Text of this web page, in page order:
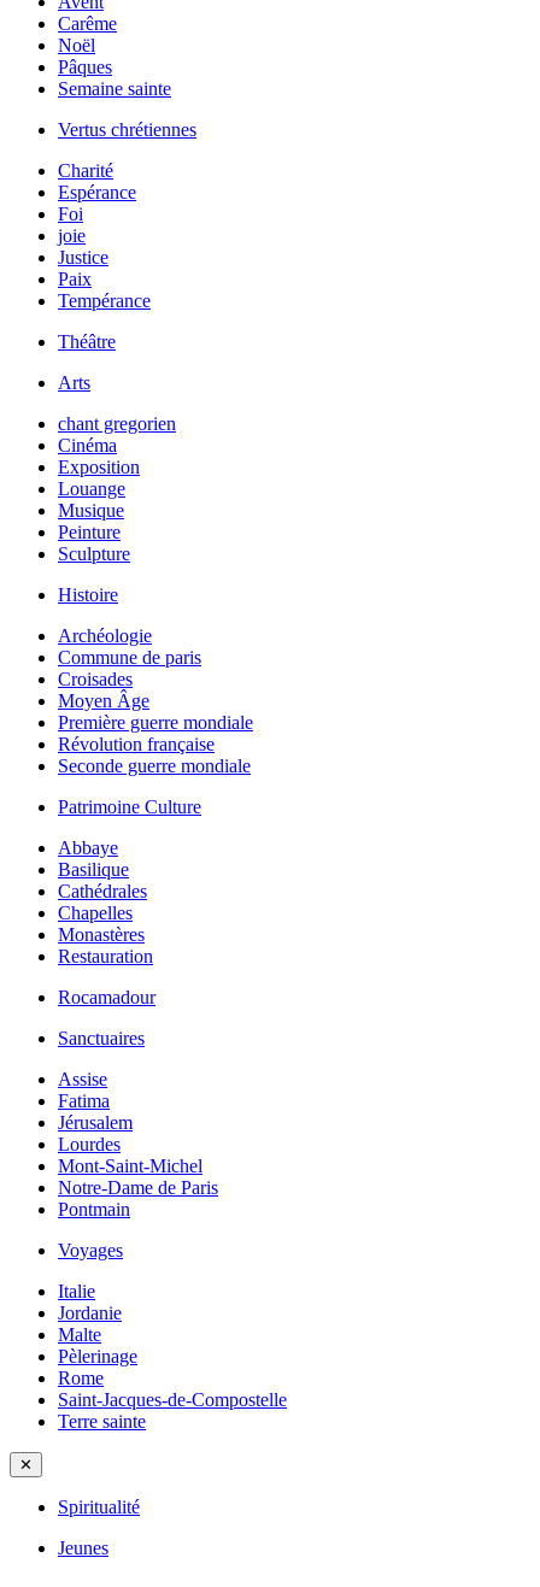
Carême
Noël
Pâques
Semaine sainte
Vertus chrétiennes
Charité
Espérance
Foi
joie
Justice
Paix
Tempérance
Théâtre
Arts
chant gregorien
Cinéma
Exposition
Louange
Musique
Peinture
Sculpture
Histoire
Archéologie
Commune de paris
Croisades
Moyen Âge
Première guerre mondiale
Révolution française
Seconde guerre mondiale
Patrimoine Culture
Abbaye
Basilique
Cathédrales
Chapelles
Monastères
Restauration
Rocamadour
Sanctuaires
Assise
Fatima
Jérusalem
Lourdes
Mont-Saint-Michel
Notre-Dame de Paris
Pontmain
Voyages
Italie
Jordanie
Malte
Pèlerinage
Rome
Saint-Jacques-de-Compostelle
Terre sainte
✕
Spiritualité
Jeunes